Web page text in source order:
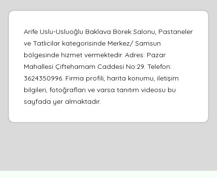
Arife Uslu-Usluoğlu Baklava Börek Salonu, Pastaneler
ve Tatlicilar kategorisinde Merkez/ Samsun
bölgesinde hizmet vermektedir. Adres: Pazar
Mahallesi Çiftehamam Caddesi No:29. Telefon:
3624350996. Firma profili, harita konumu, iletişim
bilgileri, fotoğrafları ve varsa tanıtım videosu bu
sayfada yer almaktadır.